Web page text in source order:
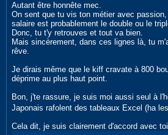
Autant être honnête mec.
On sent que tu vis ton métier avec
salaire est probablement le double ou le
Donc, tu t'y retrouves et tout va bien.
Mais sincèrement, dans ces lignes là, tu
rêve.
Je dirais même que le kiff cravate à 800
déprime au plus haut point.
Bon, j'te rassure, je suis moi aussi seul à
Japonais rafolent des tableaux Excel (ha
Cela dit, je suis clairement d'accord avec